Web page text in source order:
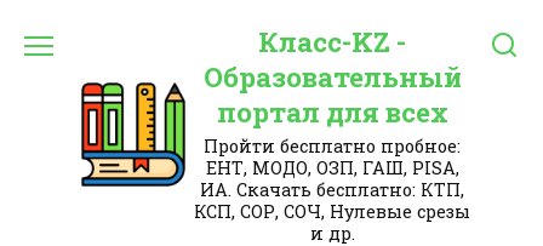
Класс-KZ -
Образовательный
портал для всех
Пройти бесплатно пробное:
ЕНТ, МОДО, ОЗП, ГАШ, PISA,
ИА. Скачать бесплатно: КТП,
КСП, СОР, СОЧ, Нулевые срезы
и др.